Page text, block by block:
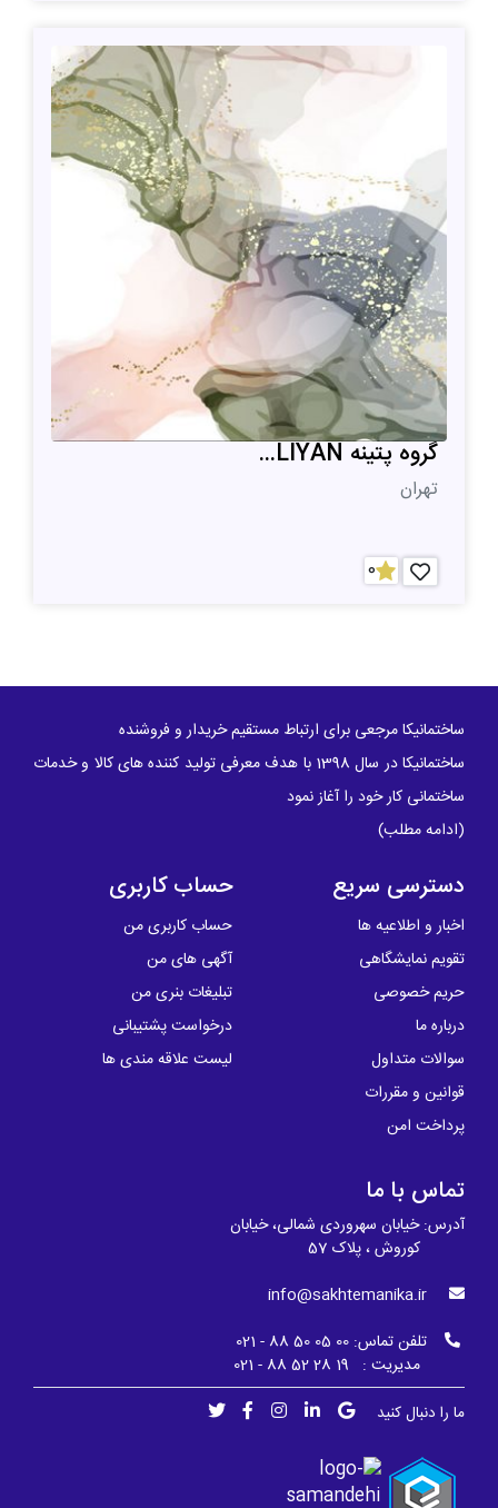
گروه پتینه LIYAN...
تهران
0
ساختمانیکا مرجعی برای ارتباط مستقیم خریدار و فروشنده
ساختمانیکا در سال 1398 با هدف معرفی تولید کننده های کالا و خدمات
ساختمانی کار خود را آغاز نمود
(ادامه مطلب)
دسترسی سریع
اخبار و اطلاعیه ها
تقویم نمایشگاهی
حریم خصوصی
درباره ما
سوالات متداول
قوانین و مقررات
پرداخت امن
حساب کاربری
حساب کاربری من
آگهی های من
تبلیغات بنری من
درخواست پشتیبانی
لیست علاقه مندی ها
تماس با ما
آدرس: خیابان سهروردی شمالی، خیابان
کوروش ، پلاک 57
info@sakhtemanika.ir
تلفن تماس: 00 05 50 88 - 021
مدیریت : 19 28 52 88 - 021
ما را دنبال کنید